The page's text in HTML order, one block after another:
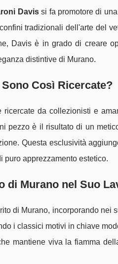
Davissi fa promotore di
tradizionali dell'arte del
Davis è in grado di creare
distintive di Murano.
Così Ricercate?
ricercate da collezionisti e
pezzo è il risultato di un
Questa esclusività
puro apprezzamento estetico.
di Murano nel Suo
di Murano, incorporando nei
i classici motivi in chiave
mantiene viva la fiamma